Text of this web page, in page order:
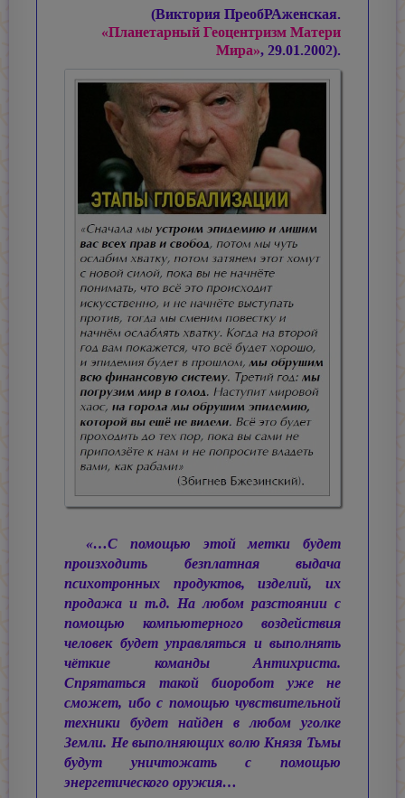
(Виктория ПреобРАженская.
«Планетарный Геоцентризм Матери
Мира», 29.01.2002).
«…С помощью этой метки будет
произходить безплатная выдача
психотронных продуктов, изделий, их
продажа и т.д. На любом разстоянии с
помощью компьютерного воздействия
человек будет управляться и выполнять
чёткие команды Антихриста.
Спрятаться такой биоробот уже не
сможет, ибо с помощью чувствительной
техники будет найден в любом уголке
Земли. Не выполняющих волю Князя Тьмы
будут уничтожать с помощью
энергетического оружия…